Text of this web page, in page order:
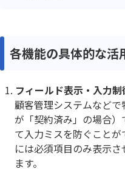
各機能の具体的な活
フィールド表示・入力制
顧客管理システムなど
が「契約済み」の場合
て入力ミスを防ぐこと
には必須項目のみ表示
ます。